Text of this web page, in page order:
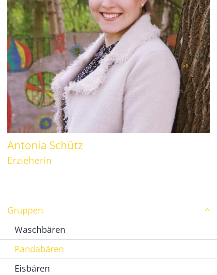
Antonia Schütz
Erzieherin
Gruppen
Waschbären
Pandabären
Eisbären